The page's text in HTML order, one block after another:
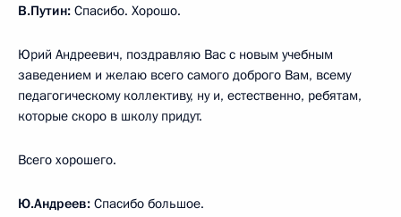
В.Путин: Спасибо. Хорошо.
Юрий Андреевич, поздравляю Вас с новым учебным
заведением и желаю всего самого доброго Вам, всему
педагогическому коллективу, ну и, естественно, ребятам,
которые скоро в школу придут.
Всего хорошего.
Ю.Андреев: Спасибо большое.